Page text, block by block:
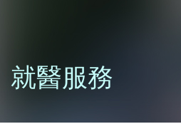
就醫服務